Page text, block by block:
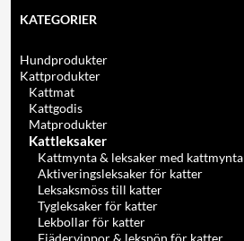
KATEGORIER
Hundprodukter
Kattprodukter
Kattmat
Kattgodis
Matprodukter
Kattleksaker
Kattmynta & leksaker med kattmynta
Aktiveringsleksaker för katter
Leksaksmöss till katter
Tygleksaker för katter
Lekbollar för katter